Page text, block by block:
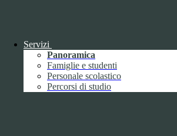
Servizi
Panoramica
Famiglie e studenti
Personale scolastico
Percorsi di studio